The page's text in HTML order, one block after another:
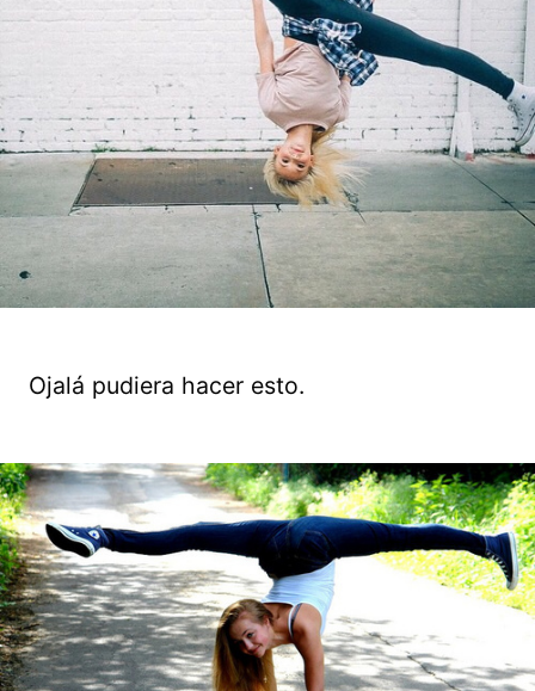
Ojalá pudiera hacer esto.